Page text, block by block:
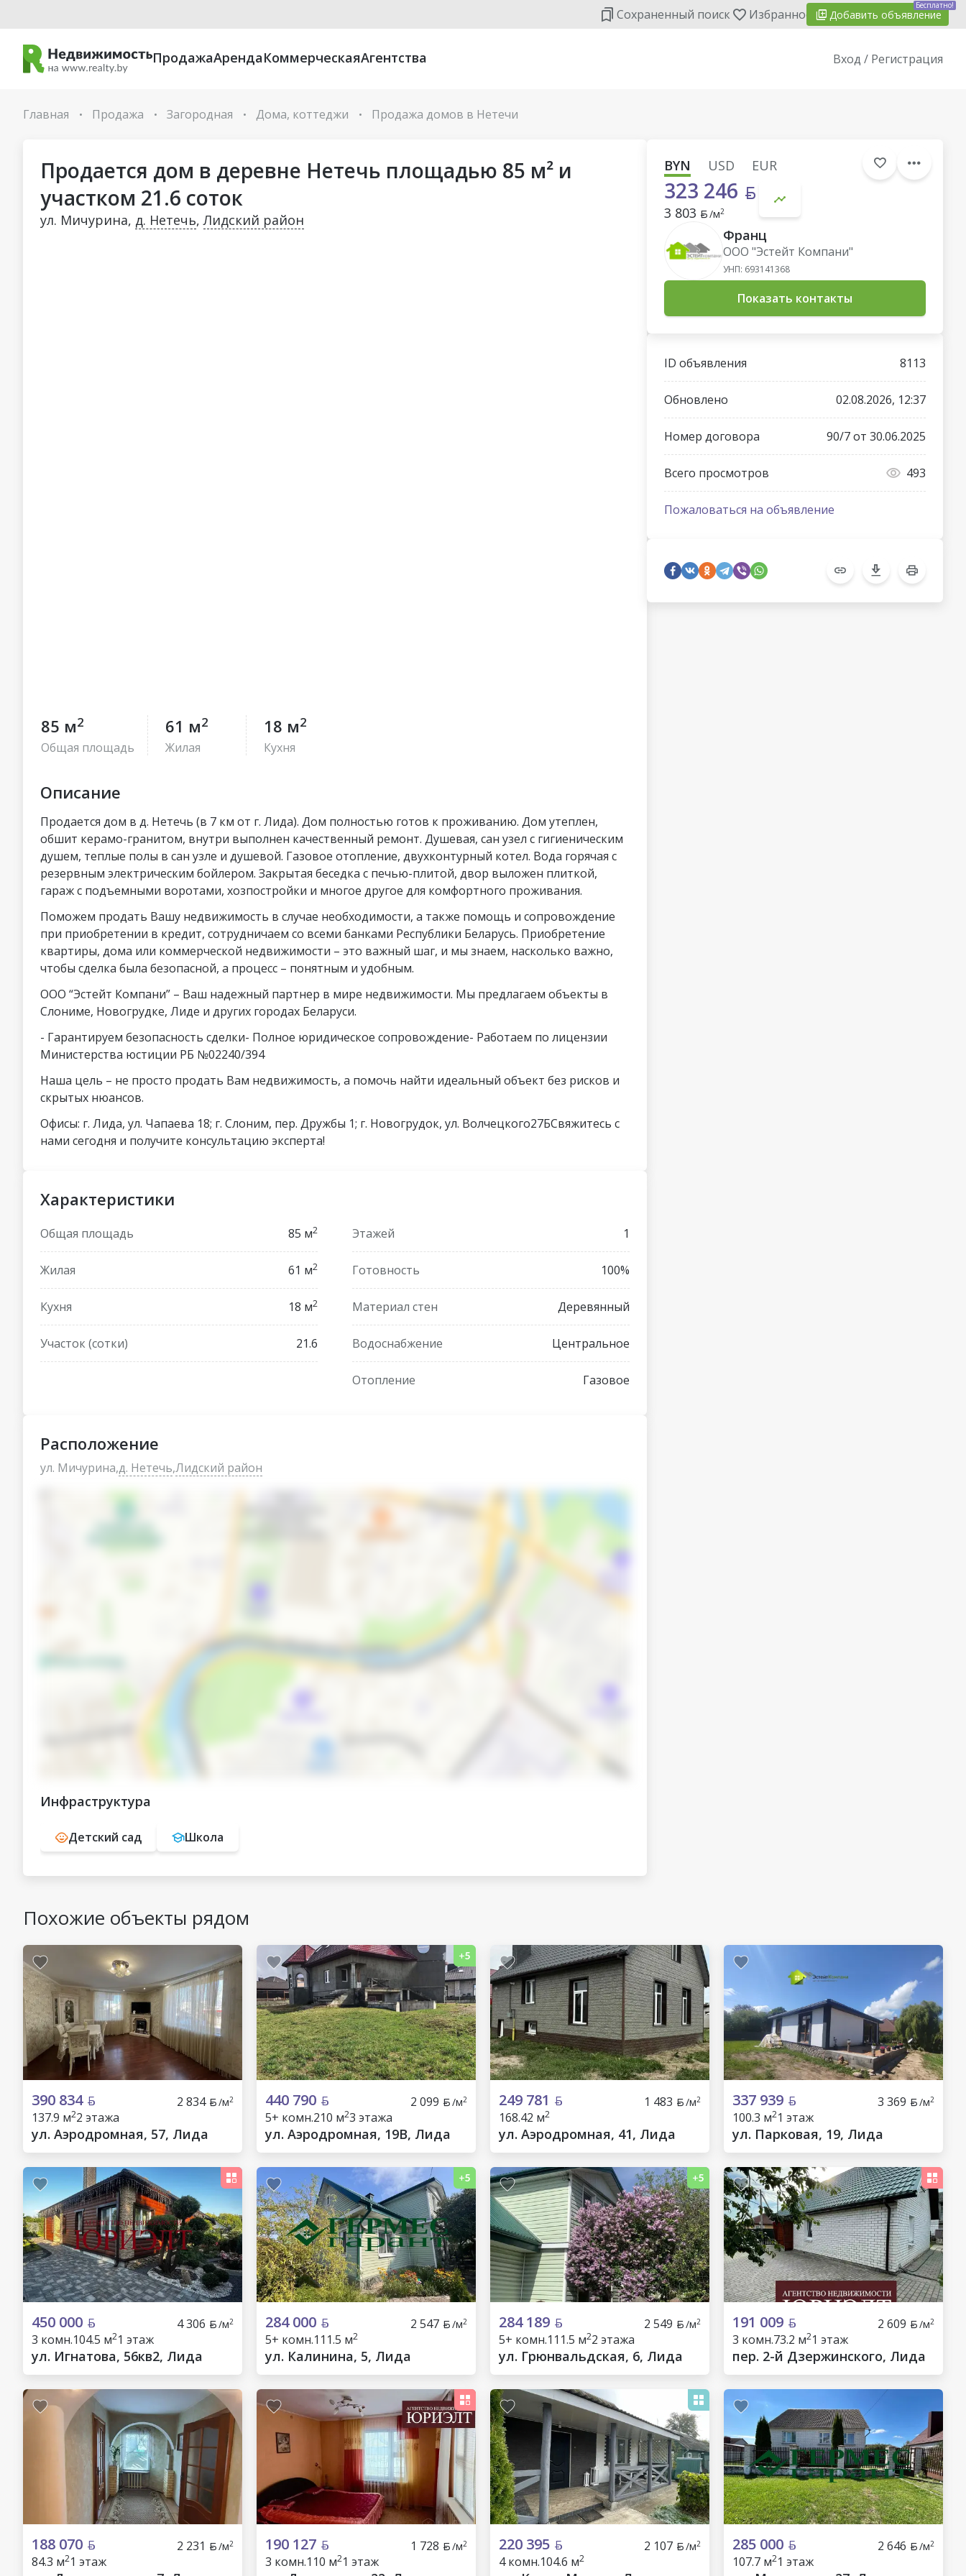
Сохраненный поиск Избранное Добавить объявление
Бесплатно!
ПродажаАрендаКоммерческаяАгентства Вход / Регистрация
Главная • Продажа • Загородная • Дома, коттеджи • Продажа домов в Нетечи
Продается дом в деревне Нетечь площадью 85 м² и
участком 21.6 соток
ул. Мичурина, д. Нетечь,Лидский район
85 м2
Общая площадь
61 м2
Жилая
18 м2
Кухня
Описание
Продается дом в д. Нетечь (в 7 км от г. Лида). Дом полностью готов к проживанию. Дом утеплен,
обшит керамо-гранитом, внутри выполнен качественный ремонт. Душевая, сан узел с гигиеническим
душем, теплые полы в сан узле и душевой. Газовое отопление, двухконтурный котел. Вода горячая с
резервным электрическим бойлером. Закрытая беседка с печью-плитой, двор выложен плиткой,
гараж с подъемными воротами, хозпостройки и многое другое для комфортного проживания.
Поможем продать Вашу недвижимость в случае необходимости, а также помощь и сопровождение
при приобретении в кредит, сотрудничаем со всеми банками Республики Беларусь. Приобретение
квартиры, дома или коммерческой недвижимости – это важный шаг, и мы знаем, насколько важно,
чтобы сделка была безопасной, а процесс – понятным и удобным.
ООО “Эстейт Компани” – Ваш надежный партнер в мире недвижимости. Мы предлагаем объекты в
Слониме, Новогрудке, Лиде и других городах Беларуси.
- Гарантируем безопасность сделки- Полное юридическое сопровождение- Работаем по лицензии
Министерства юстиции РБ №02240/394
Наша цель – не просто продать Вам недвижимость, а помочь найти идеальный объект без рисков и
скрытых нюансов.
Офисы: г. Лида, ул. Чапаева 18; г. Слоним, пер. Дружбы 1; г. Новогрудок, ул. Волчецкого27БСвяжитесь с
нами сегодня и получите консультацию эксперта!
Характеристики
Общая площадь 85 м2
Жилая 61 м2
Кухня 18 м2
Участок (сотки) 21.6
Этажей 1
Готовность 100%
Материал стен Деревянный
Водоснабжение Центральное
Отопление Газовое
Расположение
ул. Мичурина,д. Нетечь,Лидский район
Инфраструктура
Детский сад Школа
BYN USD EUR
323 246
3 803 /м2
Франц
ООО "Эстейт Компани"
УНП: 693141368
Показать контакты
ID объявления 8113
Обновлено 02.08.2026, 12:37
Номер договора 90/7 от 30.06.2025
Всего просмотров 493
Пожаловаться на объявление
Похожие объекты рядом
390 834 2 834 /м2
137.9 м22 этажа
ул. Аэродромная, 57, Лида
440 790 2 099 /м2
5+ комн.210 м23 этажа
ул. Аэродромная, 19В, Лида
249 781 1 483 /м2
168.42 м2
ул. Аэродромная, 41, Лида
337 939 3 369 /м2
100.3 м21 этаж
ул. Парковая, 19, Лида
450 000 4 306 /м2
3 комн.104.5 м21 этаж
ул. Игнатова, 56кв2, Лида
284 000 2 547 /м2
5+ комн.111.5 м2
ул. Калинина, 5, Лида
284 189 2 549 /м2
5+ комн.111.5 м22 этажа
ул. Грюнвальдская, 6, Лида
191 009 2 609 /м2
3 комн.73.2 м21 этаж
пер. 2-й Дзержинского, Лида
188 070 2 231 /м2
84.3 м21 этаж
190 127 1 728 /м2
3 комн.110 м21 этаж
220 395 2 107 /м2
4 комн.104.6 м2
285 000 2 646 /м2
107.7 м21 этаж